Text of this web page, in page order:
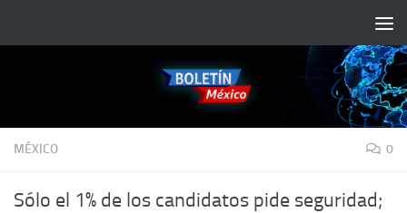
MÉXICO 0
Sólo el 1% de los candidatos pide seguridad;